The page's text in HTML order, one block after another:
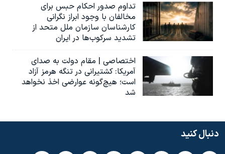
تداوم صدور احکام حبس برای
مخالفان با وجود ابراز نگرانی
کارشناسان سازمان ملل متحد از
تشدید سرکوب‌ها در ایران
اختصاصی | مقام دولت به صدای
آمریکا: کشتیرانی در تنگه هرمز آزاد
است؛ هیچ‌گونه عوارضی اخذ نخواهد
شد
دنبال کنید